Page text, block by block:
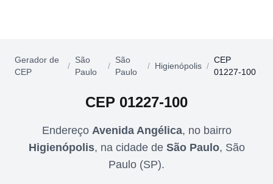
Gerador de
CEP
/
São
Paulo
/
São
Paulo
/ Higienópolis /
CEP
01227-100
CEP 01227-100
Endereço Avenida Angélica, no bairro
Higienópolis, na cidade de São Paulo, São
Paulo (SP).